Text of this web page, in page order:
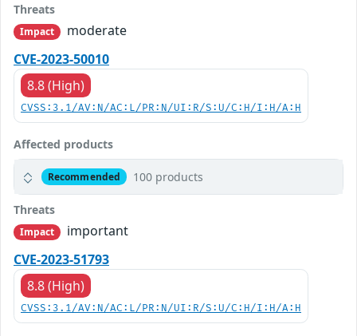
Threats
Impact
moderate
CVE-2023-50010
8.8 (High)
CVSS:3.1/AV:N/AC:L/PR:N/UI:R/S:U/C:H/I:H/A:H
Affected products
Recommended 100 products
Threats
Impact
important
CVE-2023-51793
8.8 (High)
CVSS:3.1/AV:N/AC:L/PR:N/UI:R/S:U/C:H/I:H/A:H